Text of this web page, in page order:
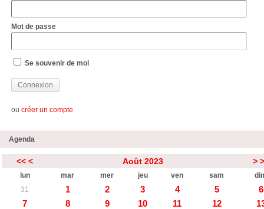
Mot de passe
Se souvenir de moi
ou créer un compte
Agenda
<< < Août 2023 >
lun mar mer jeu ven sam
31
1 2 3 4 5
6
7
8 9 10 11 12